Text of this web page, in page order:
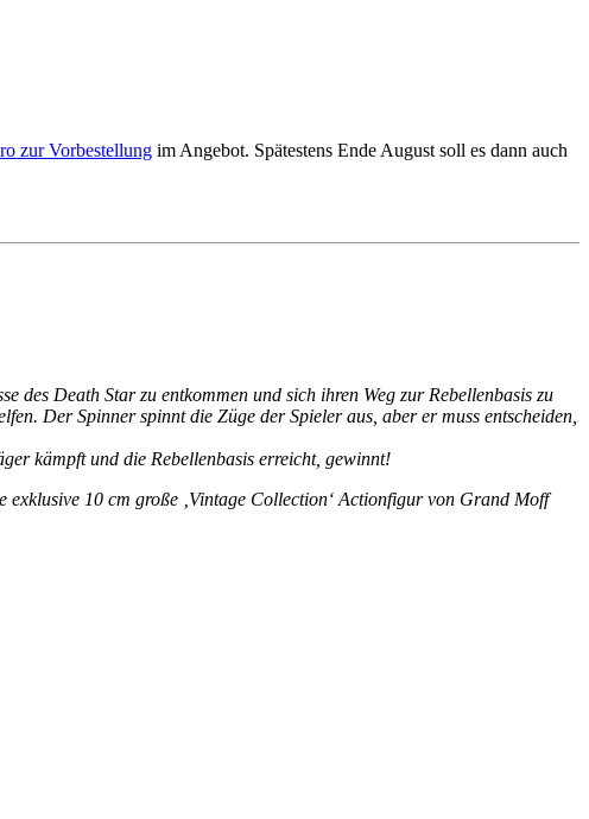
zur Vorbestellung im Angebot. Spätestens Ende August soll es dann auch
des Death Star zu entkommen und sich ihren Weg zur Rebellenbasis zu
Der Spinner spinnt die Züge der Spieler aus, aber er muss entscheiden,
kämpft und die Rebellenbasis erreicht, gewinnt!
10 cm große ‚Vintage Collection‘ Actionfigur von Grand Moff